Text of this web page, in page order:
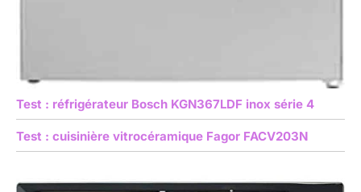
Test : réfrigérateur Bosch KGN367LDF inox série 4
Test : cuisinière vitrocéramique Fagor FACV203N